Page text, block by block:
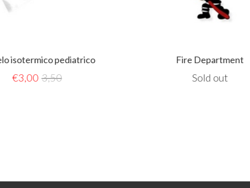
pediatrico
3,50
Fire Department